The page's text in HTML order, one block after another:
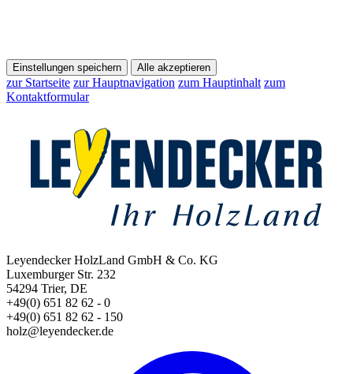
Einstellungen speichern Alle akzeptieren
zur Startseite zur Hauptnavigation zum Hauptinhalt zum
Kontaktformular
Leyendecker HolzLand GmbH & Co. KG
Luxemburger Str. 232
54294 Trier, DE
+49(0) 651 82 62 - 0
+49(0) 651 82 62 - 150
holz@leyendecker.de